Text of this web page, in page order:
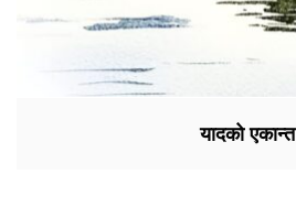
यादको एकान्त